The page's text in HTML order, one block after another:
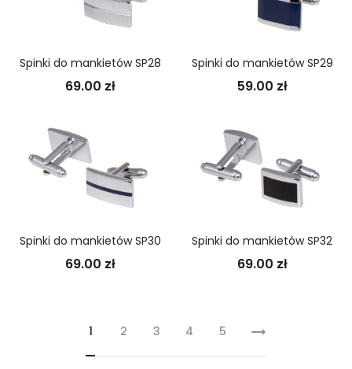
Spinki do mankietów SP28
69.00 zł
Spinki do mankietów SP29
59.00 zł
Spinki do mankietów SP30
69.00 zł
Spinki do mankietów SP32
69.00 zł
1 2 3 4 5